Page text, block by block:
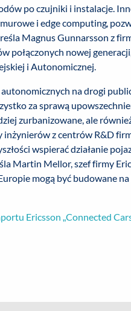
po czujniki i instalacje.
i edge computing,
Magnus Gunnarsson z
połączonych nowej
i Autonomicznej.
na drogi
za sprawą
zurbanizowane, ale
z centrów R&D
wspierać działanie
Martin Mellor, szef firmy
mogą być budowane
Ericsson „Connected